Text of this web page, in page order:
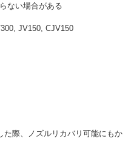
ない場合がある
JV150, CJV150
た際、ノズルリカバリ可能にもか